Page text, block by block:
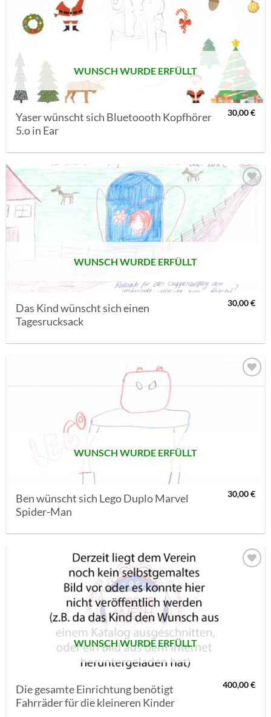
AUF MEINE
WUNSCH WURDE ERFÜLLT
Yaser wünscht sich Bluetoooth Kopfhörer
5.o in Ear
30,00€
AUF MEINE
MERKLISTE
SETZEN
WUNSCH WURDE ERFÜLLT
Das Kind wünscht sich einen
Tagesrucksack
30,00€
WUNSCH WURDE ERFÜLLT
Ben wünscht sich Lego Duplo Marvel
Spider-Man
30,00€
WUNSCH WURDE ERFÜLLT
Die gesamte Einrichtung benötigt
Fahrräder für die kleineren Kinder
400,00€